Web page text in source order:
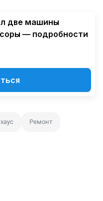
две машины
— подробности
Ремонт